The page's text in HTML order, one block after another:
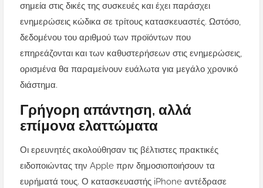
σημεία στις δικές της συσκευές και έχει παράσχει
ενημερώσεις κώδικα σε τρίτους κατασκευαστές. Ωστόσο,
δεδομένου του αριθμού των προϊόντων που
επηρεάζονται και των καθυστερήσεων στις ενημερώσεις,
ορισμένα θα παραμείνουν ευάλωτα για μεγάλο χρονικό
διάστημα.
Γρήγορη απάντηση, αλλά
επίμονα ελαττώματα
Οι ερευνητές ακολούθησαν τις βέλτιστες πρακτικές
ειδοποιώντας την Apple πριν δημοσιοποιήσουν τα
ευρήματά τους. Ο κατασκευαστής iPhone αντέδρασε